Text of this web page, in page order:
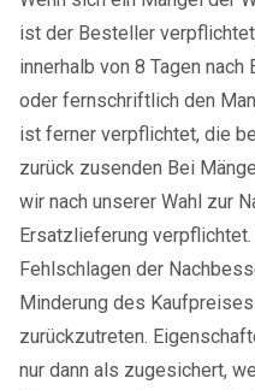
ist der Besteller
innerhalb von 8 Tagen
oder fernschriftlich den
ist ferner verpflichtet, die
zurück zusenden Bei
wir nach unserer Wahl zur
Ersatzlieferung
Fehlschlagen der
Minderung des
zurückzutreten.
nur dann als zugesichert,